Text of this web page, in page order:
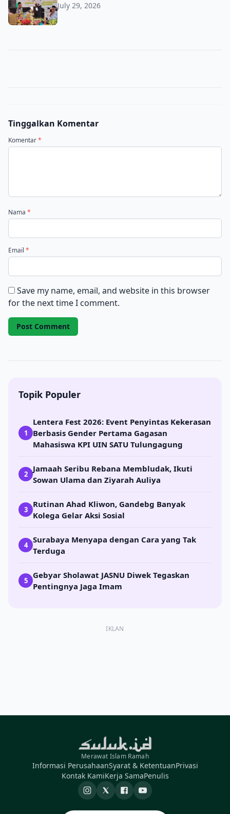
July 29, 2026
Tinggalkan Komentar
Komentar*
Nama *
Email *
Save my name, email, and website in this browser
for the next time I comment.
Topik Populer
1
Lentera Fest 2026: Event Penyintas Kekerasan
Berbasis Gender Pertama Gagasan
Mahasiswa KPI UIN SATU Tulungagung
2
Jamaah Seribu Rebana Membludak, Ikuti
Sowan Ulama dan Ziyarah Auliya
3
Rutinan Ahad Kliwon, Gandebg Banyak
Kolega Gelar Aksi Sosial
4
Surabaya Menyapa dengan Cara yang Tak
Terduga
5
Gebyar Sholawat JASNU Diwek Tegaskan
Pentingnya Jaga Imam
IKLAN
Merawat Islam Ramah
Informasi PerusahaanSyarat & KetentuanPrivasi
Kontak KamiKerja SamaPenulis
Instagram
X FacebookYouTube